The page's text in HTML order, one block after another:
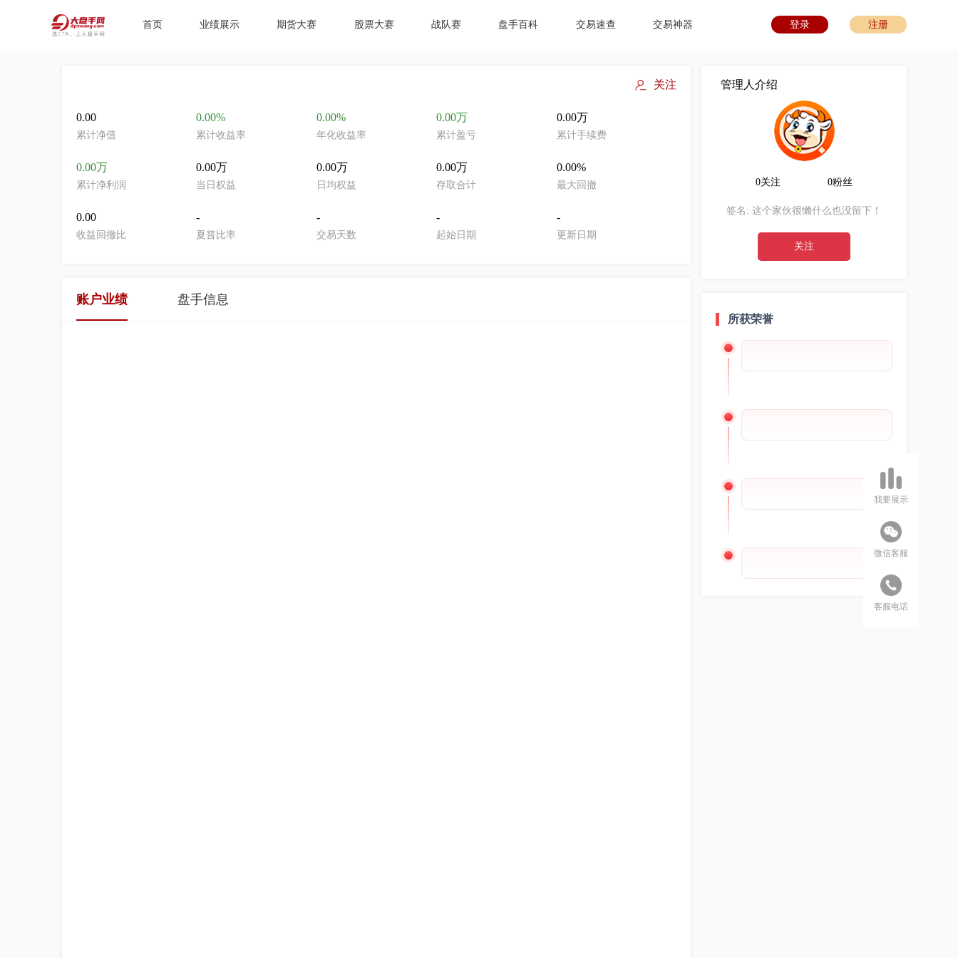
首页 业绩展示 期货大赛 股票大赛 战队赛 盘手百科 交易速查 交易神器 登录 注册
关注
0.00
累计净值
0.00%
累计收益率
0.00%
年化收益率
0.00万
累计盈亏
0.00万
累计手续费
0.00万
累计净利润
0.00万
当日权益
0.00万
日均权益
0.00万
存取合计
0.00%
最大回撤
0.00
收益回撤比
-
夏普比率
-
交易天数
-
起始日期
-
更新日期
账户业绩 盘手信息
管理人介绍
0关注 0粉丝
签名: 这个家伙很懒什么也没留下！
关注
所获荣誉
我要展示
微信客服
客服电话